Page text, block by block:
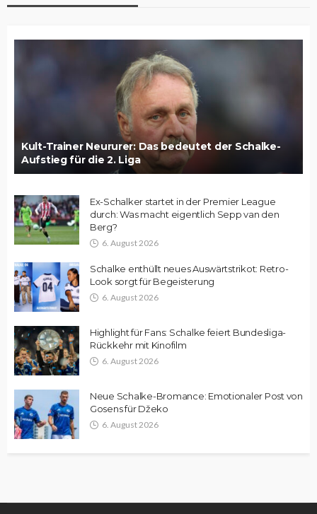
Kult-Trainer Neururer: Das bedeutet der Schalke-
Aufstieg für die 2. Liga
Ex-Schalker startet in der Premier League
durch: Was macht eigentlich Sepp van den
Berg?
6. August 2026
Schalke enthüllt neues Auswärtstrikot: Retro-
Look sorgt für Begeisterung
6. August 2026
Highlight für Fans: Schalke feiert Bundesliga-
Rückkehr mit Kinofilm
6. August 2026
Neue Schalke-Bromance: Emotionaler Post von
Gosens für Džeko
6. August 2026